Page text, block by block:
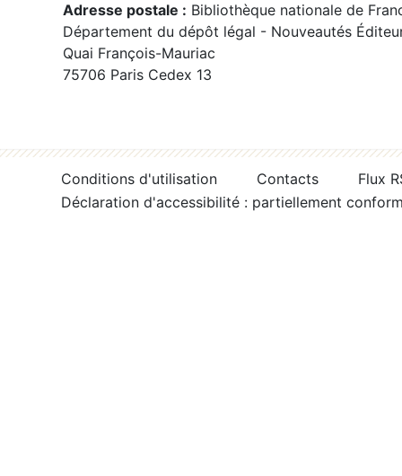
Adresse postale : Bibliothèque nationale de
Département du dépôt légal - Nouveautés
Quai François-Mauriac
75706 Paris Cedex 13
Conditions d'utilisation Contacts
Flux
Déclaration d'accessibilité : partiellement